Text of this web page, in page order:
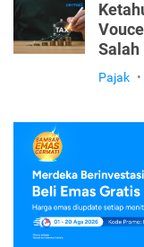
Salah
Pajak •